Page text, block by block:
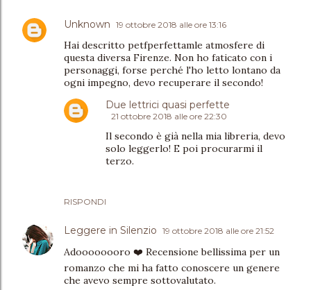
Unknown 19 ottobre 2018 alle ore 13:16
Hai descritto petfperfettamle atmosfere di
questa diversa Firenze. Non ho faticato con i
personaggi, forse perché l'ho letto lontano da
ogni impegno, devo recuperare il secondo!
RISPONDI
Due lettrici quasi perfette
21 ottobre 2018 alle ore 22:30
Il secondo è già nella mia libreria, devo
solo leggerlo! E poi procurarmi il
terzo.
Leggere in Silenzio 19 ottobre 2018 alle ore 21:52
Adoooooooro ❤️ Recensione bellissima per un
romanzo che mi ha fatto conoscere un genere
che avevo sempre sottovalutato.